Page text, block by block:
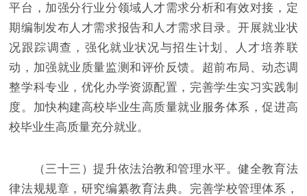
平台，加强分行业分领域人才需求分析和有效对接，定
期编制发布人才需求报告和人才需求目录。开展就业状
况跟踪调查，强化就业状况与招生计划、人才培养联
动，加强就业质量监测和评价反馈。超前布局、动态调
整学科专业，优化办学资源配置，完善学生实习实践制
度。加快构建高校毕业生高质量就业服务体系，促进高
校毕业生高质量充分就业。
（三十三）提升依法治教和管理水平。健全教育法
律法规规章，研究编纂教育法典。完善学校管理体系，